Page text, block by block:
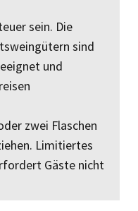
sein. Die
sind
und
zwei Flaschen
Limitiertes
Gäste nicht